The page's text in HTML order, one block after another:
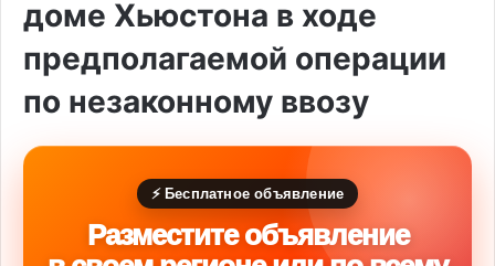
доме Хьюстона в ходе
предполагаемой операции
по незаконному ввозу
⚡ Бесплатное объявление
Разместите объявление